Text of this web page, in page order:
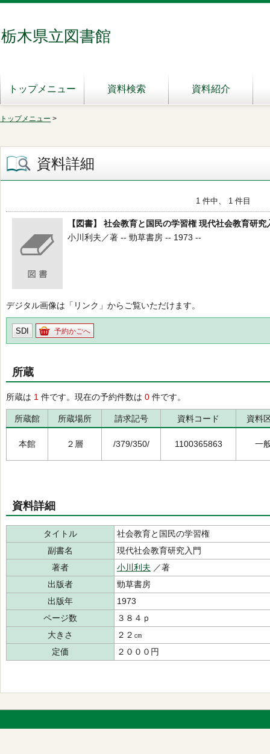
栃木県立図書館
トップメニュー 資料検索 資料紹介
トップメニュー >
資料詳細
1 件中、 1 件目
【図書】 社会教育と国民の学習権 現代社会教育研究
小川利夫／著 -- 勁草書房 -- 1973 --
デジタル画像は「リンク」からご覧いただけます。
SDI 予約かごへ
所蔵
所蔵は 1 件です。現在の予約件数は 0 件です。
所蔵館 所蔵場所 請求記号 資料コード 資料
本館 ２層 /379/350/ 1100365863 一
資料詳細
タイトル
社会教育と国民の学習権
副書名
現代社会教育研究入門
著者
小川利夫 ／著
出版者
勁草書房
出版年
1973
ページ数
３８４ｐ
大きさ
２２㎝
定価
２０００円